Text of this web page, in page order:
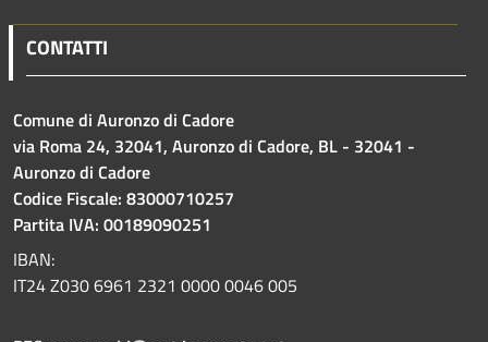
CONTATTI
Comune di Auronzo di Cadore
via Roma 24, 32041, Auronzo di Cadore, BL - 32041 -
Auronzo di Cadore
Codice Fiscale: 83000710257
Partita IVA: 00189090251
IBAN:
IT24 Z030 6961 2321 0000 0046 005